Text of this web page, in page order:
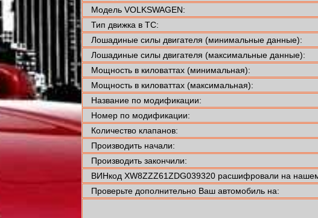
Модель VOLKSWAGEN:
Тип движка в ТС:
Лошадиные силы двигателя (минимальные данные):
Лошадиные силы двигателя (максимальные данные):
Мощность в киловаттах (минимальная):
Мощность в киловаттах (максимальная):
Название по модификации:
Номер по модификации:
Количество клапанов:
Производить начали:
Производить закончили:
ВИНкод XW8ZZZ61ZDG039320 расшифровали на
Проверьте дополнительно Ваш автомобиль на: